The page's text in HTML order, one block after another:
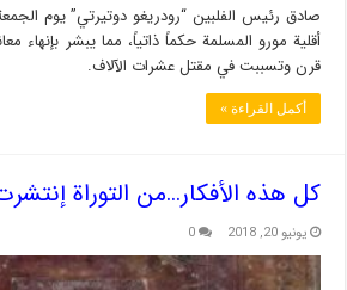
صادق رئيس الفلبين “رودريغو دوتيرتي” یوم
أقلية مورو المسلمة حكماً ذاتياً، مما يبشر بإنهاء
قرن وتسببت في مقتل عشرات الآلاف.
أكمل القراءة »
كل هذه الأفكار…من التوراة
يونيو 20, 2018 0